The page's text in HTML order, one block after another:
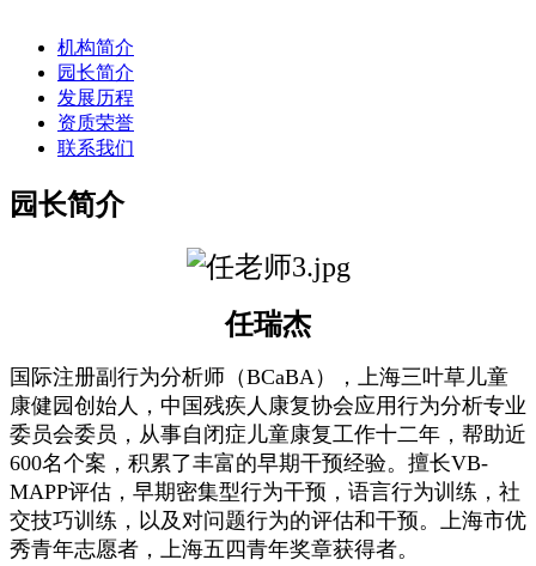
机构简介
园长简介
发展历程
资质荣誉
联系我们
园长简介
任瑞杰
国际注册副行为分析师（BCaBA），上海三叶草儿童
康健园创始人，中国残疾人康复协会应用行为分析专业
委员会委员，从事自闭症儿童康复工作十二年，帮助近
600名个案，积累了丰富的早期干预经验。擅长VB-
MAPP评估，早期密集型行为干预，语言行为训练，社
交技巧训练，以及对问题行为的评估和干预。上海市优
秀青年志愿者，上海五四青年奖章获得者。